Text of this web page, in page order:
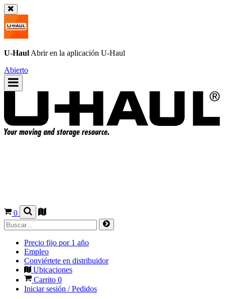
U-Haul Abrir en la aplicación U-Haul
Abierto
0
Precio fijo por 1 año
Empleo
Conviértete en distribuidor
Ubicaciones
Carrito 0
Iniciar sesión / Pedidos